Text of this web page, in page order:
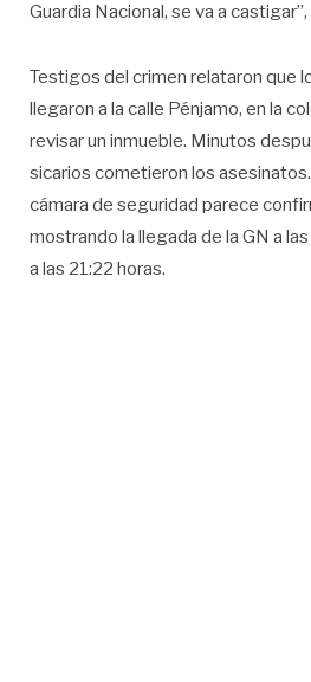
Guardia Nacional, se va a castigar”,
Testigos del crimen relataron que
llegaron a la calle Pénjamo, en la
revisar un inmueble. Minutos
sicarios cometieron los
cámara de seguridad parece
mostrando la llegada de la GN a
a las 21:22 horas.